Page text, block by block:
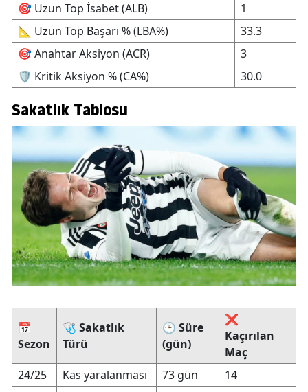
🎯 Uzun Top İsabet (ALB)
1
📐 Uzun Top Başarı % (LBA%)
33.3
🎯 Anahtar Aksiyon (ACR)
3
🛡️ Kritik Aksiyon % (CA%)
30.0
Sakatlık Tablosu
📅
Sezon
🩺 Sakatlık
Türü
🕒 Süre
(gün)
❌
Kaçırılan
Maç
24/25
Kas yaralanması 73 gün
14